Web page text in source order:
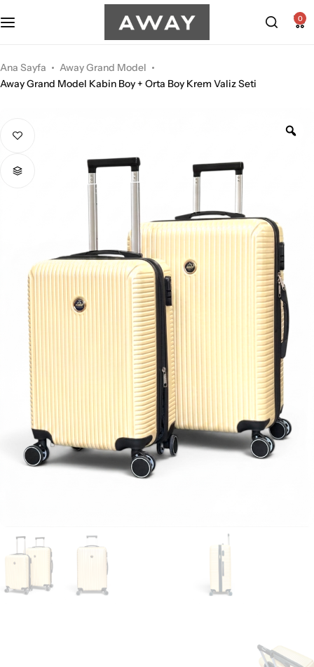
0
Ana Sayfa
Away Grand Model
Away Grand Model Kabin Boy + Orta Boy Krem Valiz Seti